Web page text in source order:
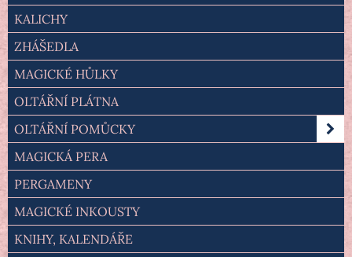
KALICHY
ZHÁŠEDLA
MAGICKÉ HŮLKY
OLTÁŘNÍ PLÁTNA
OLTÁŘNÍ POMŮCKY
MAGICKÁ PERA
PERGAMENY
MAGICKÉ INKOUSTY
KNIHY, KALENDÁŘE